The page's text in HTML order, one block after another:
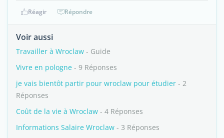
Réagir Répondre
Voir aussi
Travailler à Wroclaw - Guide
Vivre en pologne - 9 Réponses
je vais bientôt partir pour wroclaw pour étudier - 2
Réponses
Coût de la vie à Wroclaw - 4 Réponses
Informations Salaire Wroclaw - 3 Réponses